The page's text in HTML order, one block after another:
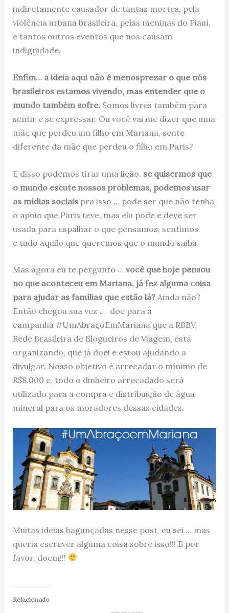
indiretamente causador de tantas mortes, pela
violência urbana brasileira, pelas meninas do Piauí,
e tantos outros eventos que nos causam
indignidade.
Enfim… a ideia aqui não é menosprezar o que nós
brasileiros estamos vivendo, mas entender que o
mundo também sofre.Somos livres também para
sentir e se expressar. Ou você vai me dizer que uma
mãe que perdeu um filho em Mariana, sente
diferente da mãe que perdeu o filho em Paris?
E disso podemos tirar uma lição, se quisermos que
o mundo escute nossos problemas, podemos usar
as mídias sociaispra isso … pode ser que não tenha
o apoio que Paris teve, mas ela pode e deve ser
usada para espalhar o que pensamos, sentimos
e tudo aquilo que queremos que o mundo saiba.
Mas agora eu te pergunto … você que hoje pensou
no que aconteceu em Mariana, já fez alguma coisa
para ajudar as famílias que estão lá?Ainda não?
Então chegou sua vez … doe para a
campanha #UmAbraçoEmMariana que a RBBV,
Rede Brasileira de Blogueiros de Viagem, está
organizando, que já doei e estou ajudando a
divulgar. Nosso objetivo é arrecadar o mínimo de
R$8.000 e, todo o dinheiro arrecadado será
utilizado para a compra e distribuição de água
mineral para os moradores dessas cidades.
Muitas ideias bagunçadas nesse post, eu sei … mas
queria escrever alguma coisa sobre isso!!! E por
favor, doem!!!
Relacionado